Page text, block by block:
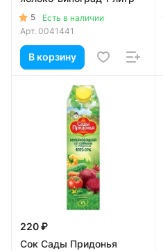
5
Есть в наличии
Арт. 0041441
В корзину
220 ₽
Сок Сады Придонья